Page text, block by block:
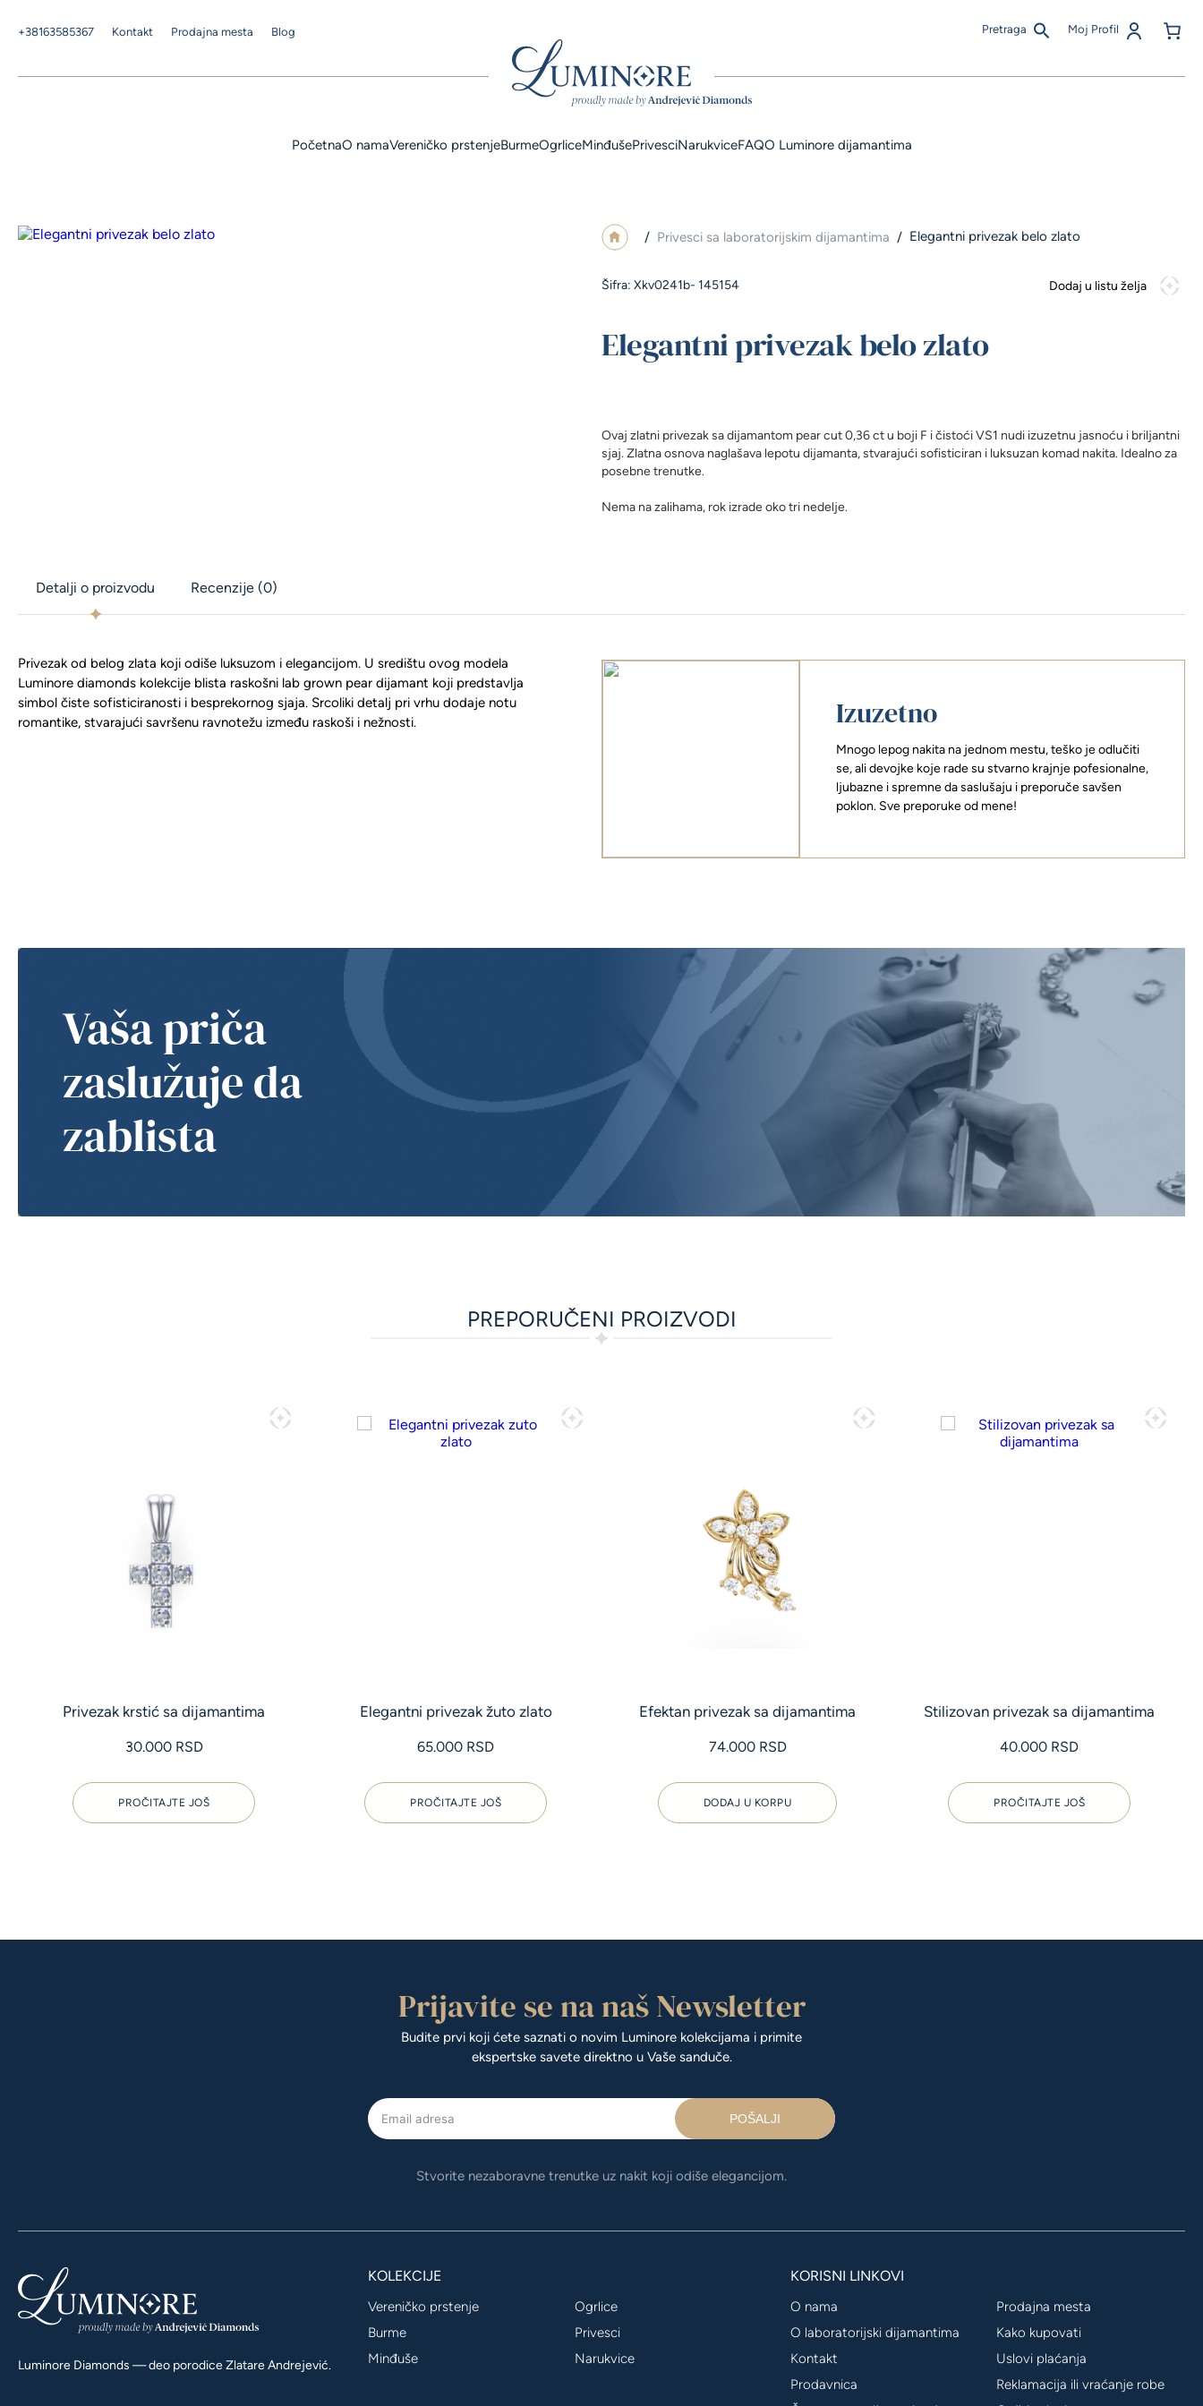
+38163585367 Kontakt Prodajna mesta Blog Pretraga Moj Profil
PočetnaO namaVereničko prstenjeBurmeOgrliceMinđušePrivesciNarukviceFAQO Luminore dijamantima
/ Privesci sa laboratorijskim dijamantima / Elegantni privezak belo zlato
Šifra: Xkv0241b- 145154
Elegantni privezak belo zlato
Ovaj zlatni privezak sa dijamantom pear cut 0,36 ct u boji F i čistoći VS1 nudi izuzetnu jasnoću i briljantni
sjaj. Zlatna osnova naglašava lepotu dijamanta, stvarajući sofisticiran i luksuzan komad nakita. Idealno za
posebne trenutke.
Nema na zalihama, rok izrade oko tri nedelje.
Dodaj u listu želja
Detalji o proizvodu Recenzije (0)
Privezak od belog zlata koji odiše luksuzom i elegancijom. U središtu ovog modela
Luminore diamonds kolekcije blista raskošni lab grown pear dijamant koji predstavlja
simbol čiste sofisticiranosti i besprekornog sjaja. Srcoliki detalj pri vrhu dodaje notu
romantike, stvarajući savršenu ravnotežu između raskoši i nežnosti.
Izuzetno
Mnogo lepog nakita na jednom mestu, teško je odlučiti
se, ali devojke koje rade su stvarno krajnje pofesionalne,
ljubazne i spremne da saslušaju i preporuče savšen
poklon. Sve preporuke od mene!
Vaša priča
zaslužuje da
zablista
PREPORUČENI PROIZVODI
Privezak krstić sa dijamantima
30.000 RSD
PROČITAJTE JOŠ
Elegantni privezak žuto zlato
65.000 RSD
PROČITAJTE JOŠ
Efektan privezak sa dijamantima
74.000 RSD
DODAJ U KORPU
Stilizovan privezak sa dijamantima
40.000 RSD
PROČITAJTE JOŠ
Prijavite se na naš Newsletter
Budite prvi koji ćete saznati o novim Luminore kolekcijama i primite
ekspertske savete direktno u Vaše sanduče.
POŠALJI
Stvorite nezaboravne trenutke uz nakit koji odiše elegancijom.
Luminore Diamonds — deo porodice Zlatare Andrejević.
KOLEKCIJE
Vereničko prstenje
Burme
Minđuše
Ogrlice
Privesci
Narukvice
KORISNI LINKOVI
O nama
O laboratorijski dijamantima
Kontakt
Prodavnica
Prodajna mesta
Kako kupovati
Uslovi plaćanja
Reklamacija ili vraćanje robe